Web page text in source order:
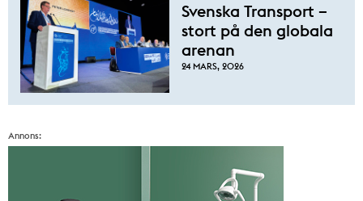
Svenska Transport –
stort på den globala
arenan
24 MARS, 2026
Annons: